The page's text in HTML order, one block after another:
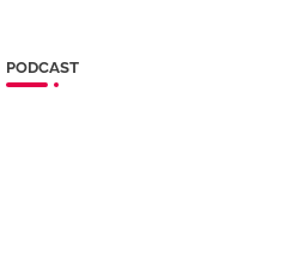
PODCAST